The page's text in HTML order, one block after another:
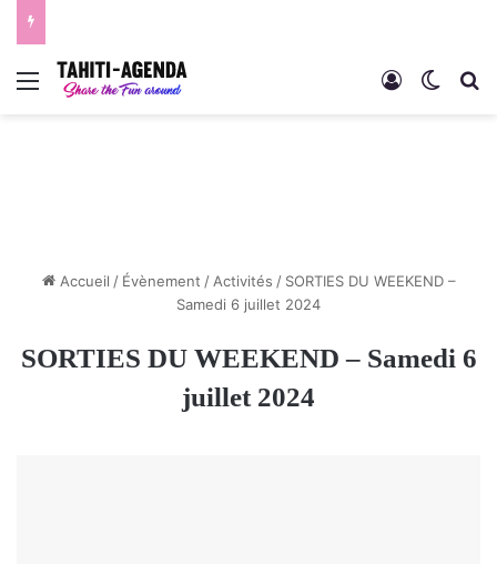
Menu Connexion
Accueil / Évènement / Activités / SORTIES DU WEEKEND –
Samedi 6 juillet 2024
SORTIES DU WEEKEND – Samedi 6
juillet 2024